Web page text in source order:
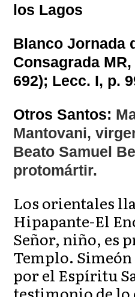
los Lagos
Blanco Jornada
Consagrada
692); Lecc. I, p.
Otros Santos:
Mantovani,
Beato Samuel
protomártir.
Los orientales
Hipapante-El
Señor, niño, es
Templo.
por el Espíritu